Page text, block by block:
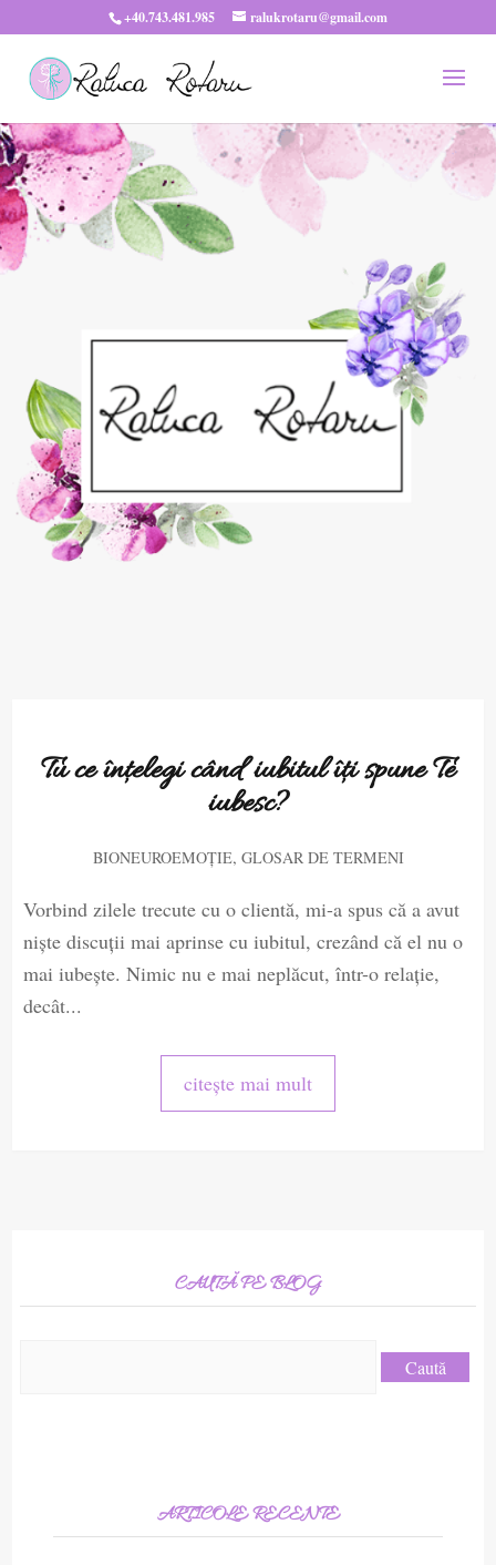
+40.743.481.985 ralukrotaru@gmail.com
Tu ce înțelegi când iubitul îți spune Te
iubesc?
BIONEUROEMOȚIE, GLOSAR DE TERMENI
Vorbind zilele trecute cu o clientă, mi-a spus că a avut
niște discuții mai aprinse cu iubitul, crezând că el nu o
mai iubește. Nimic nu e mai neplăcut, într-o relație,
decât...
citește mai mult
CAUTĂ PE BLOG
ARTICOLE RECENTE